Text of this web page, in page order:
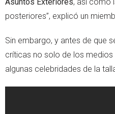
posteriores”, explicó un
Sin embargo, y antes de que
críticas no solo de los
algunas celebridades de la